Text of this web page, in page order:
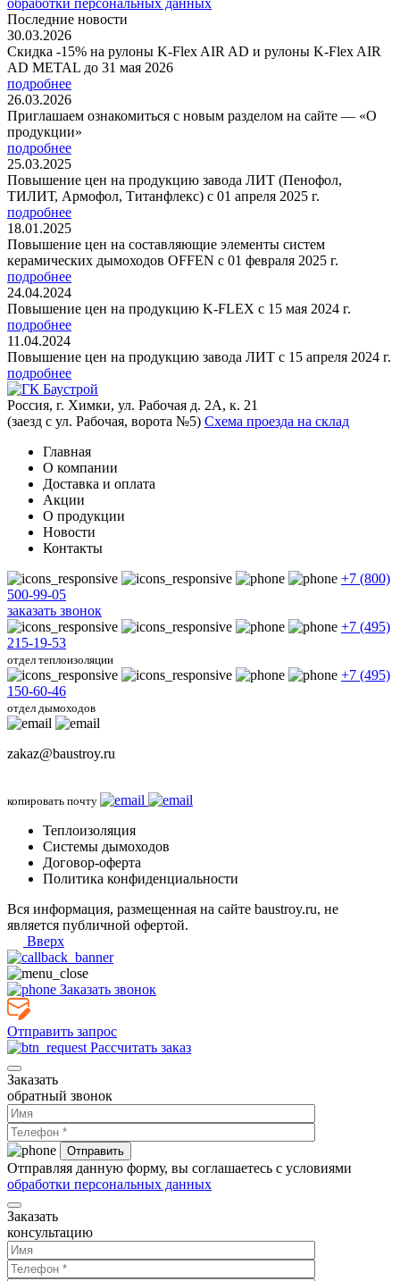
Последние новости
30.03.2026
Скидка -15% на рулоны K-Flex AIR AD и рулоны K-Flex AIR
AD METAL до 31 мая 2026
подробнее
26.03.2026
Приглашаем ознакомиться с новым разделом на сайте — «О
продукции»
подробнее
25.03.2025
Повышение цен на продукцию завода ЛИТ (Пенофол,
ТИЛИТ, Армофол, Титанфлекс) с 01 апреля 2025 г.
подробнее
18.01.2025
Повышение цен на составляющие элементы систем
керамических дымоходов OFFEN с 01 февраля 2025 г.
подробнее
24.04.2024
Повышение цен на продукцию K-FLEX с 15 мая 2024 г.
подробнее
11.04.2024
Повышение цен на продукцию завода ЛИТ с 15 апреля 2024 г.
подробнее
Россия, г. Химки, ул. Рабочая д. 2А, к. 21
(заезд с ул. Рабочая, ворота №5) Схема проезда на склад
Главная
О компании
Доставка и оплата
Акции
О продукции
Новости
Контакты
+7 (800)
500-99-05
заказать звонок
+7 (495)
215-19-53
отдел теплоизоляции
+7 (495)
150-60-46
отдел дымоходов
zakaz@baustroy.ru
копировать почту
Теплоизоляция
Системы дымоходов
Договор-оферта
Политика конфиденциальности
Вся информация, размещенная на сайте baustroy.ru, не
является публичной офертой.
Вверх
Заказать звонок
Отправить запрос
Рассчитать заказ
Заказать
обратный звонок
Отправляя данную форму, вы соглашаетесь с условиями
обработки персональных данных
Заказать
консультацию